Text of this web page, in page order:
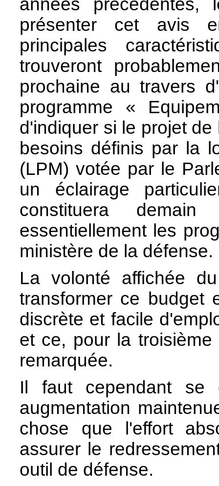
présenter cet avis
principales
trouveront
prochaine au travers
programme «
d'indiquer si le projet
besoins définis par la
(LPM) votée par le
un éclairage
constituera
essentiellement les
ministère de la défense.
La volonté affichée
transformer ce budget
discrète et facile
et ce, pour la
remarquée.
Il faut cependant se
augmentation
chose que l'effort
assurer le
outil de défense.